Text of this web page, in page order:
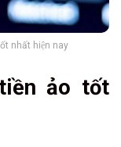
nhất hiện nay
ảo tốt